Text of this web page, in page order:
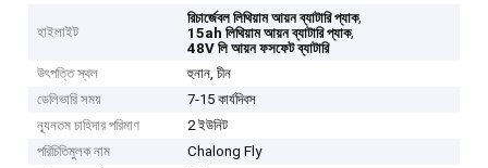
হাইলাইট
রিচার্জেবল লিথিয়াম আয়ন ব্যাটারি প্যাক,
15ah লিথিয়াম আয়ন ব্যাটারি প্যাক,
48V লি আয়ন ফসফেট ব্যাটারি
উৎপত্তি স্থল
হুনান, চীন
ডেলিভারি সময়
7-15 কার্যদিবস
ন্যূনতম চাহিদার পরিমাণ
2 ইউনিট
পরিচিতিমুলক নাম
Chalong Fly